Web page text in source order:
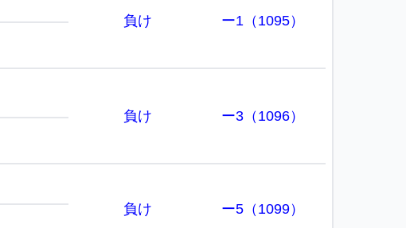
負け ー1（1095）
負け ー3（1096）
負け
ー5（1099）